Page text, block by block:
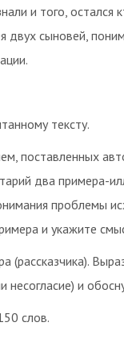
и того,
двух сыновей,
тексту.
поставленных
два примера-
проблемы
и укажите
(рассказчика).
несогласие) и
слов.